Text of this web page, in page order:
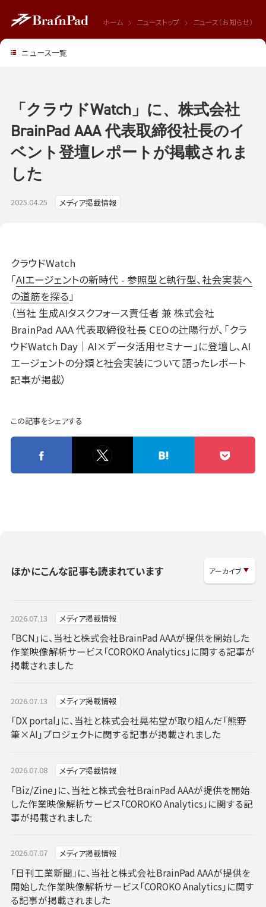
ホーム ニューストップ ニュース（お知らせ）
2025.04.25 メディア掲載情報
「クラウドWatch」に、株式会社
BrainPad AAA 代表取締役社長のイ
ベント登壇レポートが掲載されま
した
クラウドWatch
「AIエージェントの新時代 - 参照型と執行型、社会実装へ
の道筋を探る」
（当社 生成AIタスクフォース責任者 兼 株式会社
BrainPad AAA 代表取締役社長 CEOの辻陽行が、「クラ
ウドWatch Day｜AI×データ活用セミナー」に登壇し、AI
エージェントの分類と社会実装について語ったレポート
記事が掲載）
この記事をシェアする
ほかにこんな記事も読まれています
2026.07.13 メディア掲載情報
「BCN」に、当社と株式会社BrainPad AAAが提供を開始した
作業映像解析サービス「COROKO Analytics」に関する記事が
掲載されました
2026.07.13 メディア掲載情報
「DX portal」に、当社と株式会社晃祐堂が取り組んだ「熊野
筆×AI」プロジェクトに関する記事が掲載されました
2026.07.08 メディア掲載情報
「Biz/Zine」に、当社と株式会社BrainPad AAAが提供を開始
した作業映像解析サービス「COROKO Analytics」に関する記
事が掲載されました
2026.07.07 メディア掲載情報
「日刊工業新聞」に、当社と株式会社BrainPad AAAが提供を
開始した作業映像解析サービス「COROKO Analytics」に関す
る記事が掲載されました
ニュース一覧